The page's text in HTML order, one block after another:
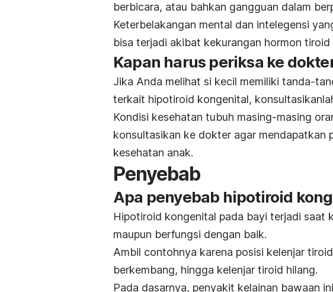
berbicara, atau bahkan gangguan dalam
Keterbelakangan mental dan intelegensi
bisa terjadi akibat kekurangan hormon tiroid
Kapan harus periksa ke
Jika Anda melihat si kecil memiliki tanda-
terkait hipotiroid kongenital,
Kondisi kesehatan tubuh masing-masing
konsultasikan ke dokter agar mendapatkan
kesehatan anak.
Penyebab
Apa penyebab hipotiroid
Hipotiroid kongenital pada bayi terjadi saat
maupun berfungsi dengan baik.
Ambil contohnya karena posisi kelenjar
berkembang, hingga kelenjar tiroid hilang.
Pada dasarnya, penyakit kelainan bawaan